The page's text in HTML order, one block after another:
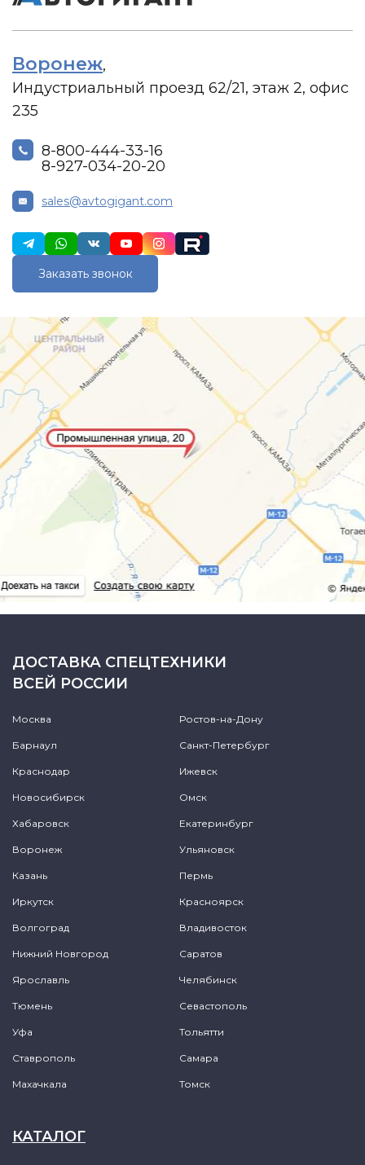
Воронеж,
Индустриальный проезд 62/21, этаж 2, офис
235
8-800-444-33-16
8-927-034-20-20
sales@avtogigant.com
Заказать звонок
ДОСТАВКА СПЕЦТЕХНИКИ
ВСЕЙ РОССИИ
Москва Ростов-на-Дону
Барнаул Санкт-Петербург
Краснодар Ижевск
Новосибирск Омск
Хабаровск Екатеринбург
Воронеж Ульяновск
Казань Пермь
Иркутск Красноярск
Волгоград Владивосток
Нижний Новгород Саратов
Ярославль Челябинск
Тюмень Севастополь
Уфа Тольятти
Ставрополь Самара
Махачкала Томск
КАТАЛОГ